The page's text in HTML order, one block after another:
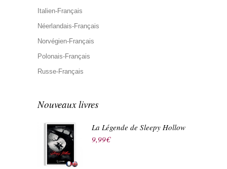
Italien-Français
Néerlandais-Français
Norvégien-Français
Polonais-Français
Russe-Français
Nouveaux livres
La Légende de Sleepy Hollow
9,99€